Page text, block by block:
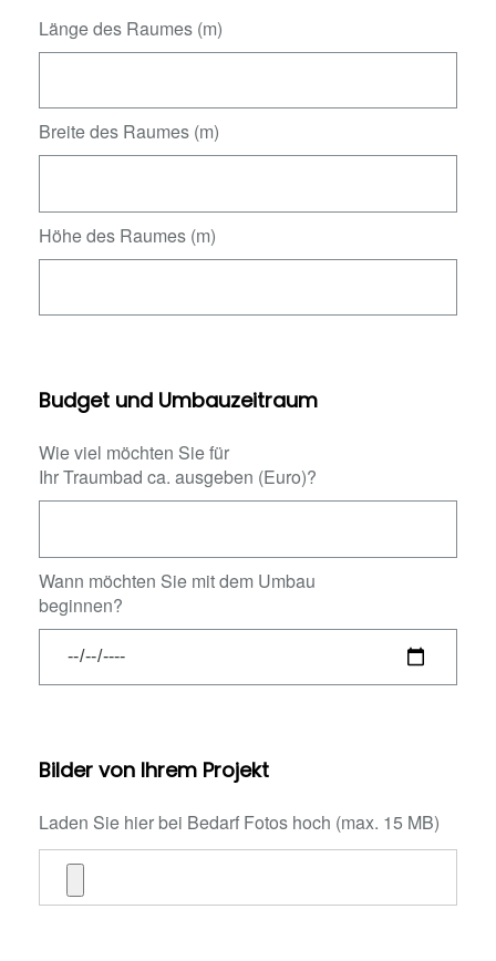
Länge des Raumes (m)
Breite des Raumes (m)
Höhe des Raumes (m)
Budget und Umbauzeitraum
Wie viel möchten Sie für
Ihr Traumbad ca. ausgeben (Euro)?
Wann möchten Sie mit dem Umbau
beginnen?
Bilder von Ihrem Projekt
Laden Sie hier bei Bedarf Fotos hoch (max. 15 MB)